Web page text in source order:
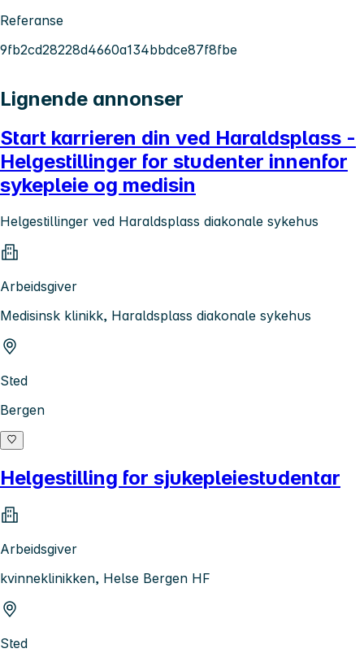
Referanse
9fb2cd28228d4660a134bbdce87f8fbe
Lignende annonser
Start karrieren din ved Haraldsplass -
Helgestillinger for studenter innenfor
sykepleie og medisin
Helgestillinger ved Haraldsplass diakonale sykehus
Arbeidsgiver
Medisinsk klinikk, Haraldsplass diakonale sykehus
Sted
Bergen
Helgestilling for sjukepleiestudentar
Arbeidsgiver
kvinneklinikken, Helse Bergen HF
Sted